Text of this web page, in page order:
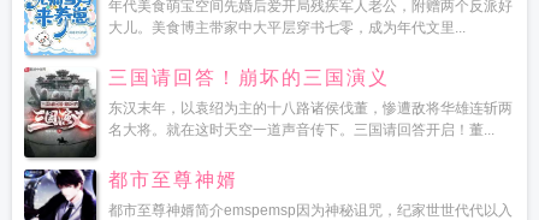
年代美食萌宝空间先婚后爱开局残疾军人老公，附赠两个反派好
大儿。美食博主带家中大平层穿书七零，成为年代文里...
三国请回答！崩坏的三国演义
东汉末年，以袁绍为主的十八路诸侯伐董，惨遭敌将华雄连斩两
名大将。就在这时天空一道声音传下。三国请回答开启！董...
都市至尊神婿
都市至尊神婿简介emspemsp因为神秘诅咒，纪家世世代代以入